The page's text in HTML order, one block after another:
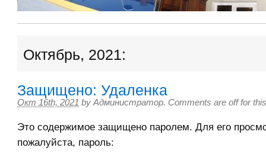
Октябрь, 2021:
Защищено: Удаленка
Окт 16th, 2021 by Администратор. Comments are off for
Это содержимое защищено паролем. Для его
пожалуйста, пароль: